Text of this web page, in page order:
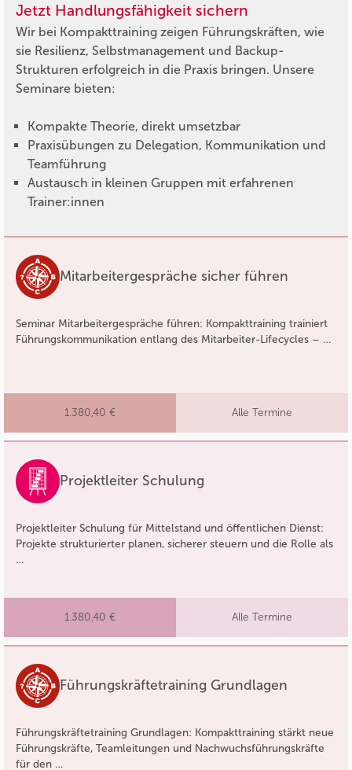
Jetzt Handlungsfähigkeit sichern
Wir bei Kompakttraining zeigen Führungskräften, wie
sie Resilienz, Selbstmanagement und Backup-
Strukturen erfolgreich in die Praxis bringen. Unsere
Seminare bieten:
Kompakte Theorie, direkt umsetzbar
Praxisübungen zu Delegation, Kommunikation und
Teamführung
Austausch in kleinen Gruppen mit erfahrenen
Trainer:innen
Mitarbeitergespräche sicher führen
Seminar Mitarbeitergespräche führen: Kompakttraining trainiert
Führungskommunikation entlang des Mitarbeiter-Lifecycles – …
1.380,40 € Alle Termine
Projektleiter Schulung
Projektleiter Schulung für Mittelstand und öffentlichen Dienst:
Projekte strukturierter planen, sicherer steuern und die Rolle als
…
1.380,40 € Alle Termine
Führungskräftetraining Grundlagen
Führungskräftetraining Grundlagen: Kompakttraining stärkt neue
Führungskräfte, Teamleitungen und Nachwuchsführungskräfte
für den …